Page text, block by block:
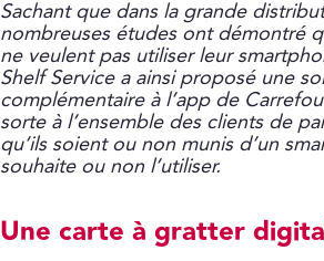
Sachant que dans la grande
nombreuses études ont démontré
ne veulent pas utiliser leur
Shelf Service a ainsi proposé une
complémentaire à l’app de
sorte à l’ensemble des clients de
qu’ils soient ou non munis d’un
souhaite ou non l’utiliser.
Une carte à gratter